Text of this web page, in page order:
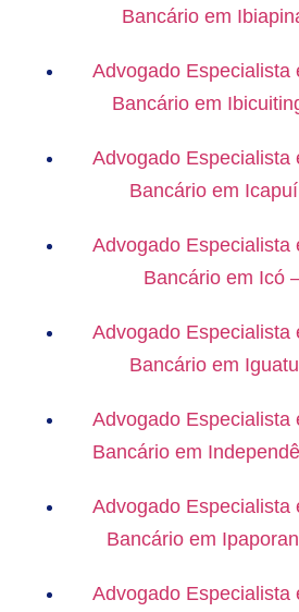
Bancário em
Advogado Especialista
Bancário em
Advogado Especialista
Bancário em
Advogado Especialista
Bancário em Icó
Advogado Especialista
Bancário em
Advogado Especialista
Bancário em
Advogado Especialista
Bancário em
Advogado Especialista